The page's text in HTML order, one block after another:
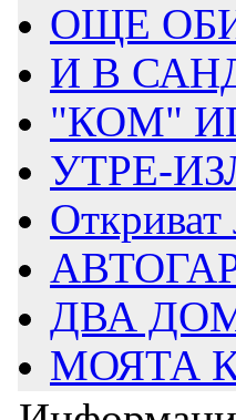
ОЩЕ
И В
"КОМ"
УТРЕ-
Откриват
ДВА
МОЯТА